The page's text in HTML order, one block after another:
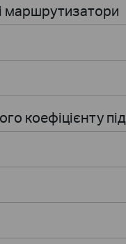
маршрутизатори
коефіцієнту